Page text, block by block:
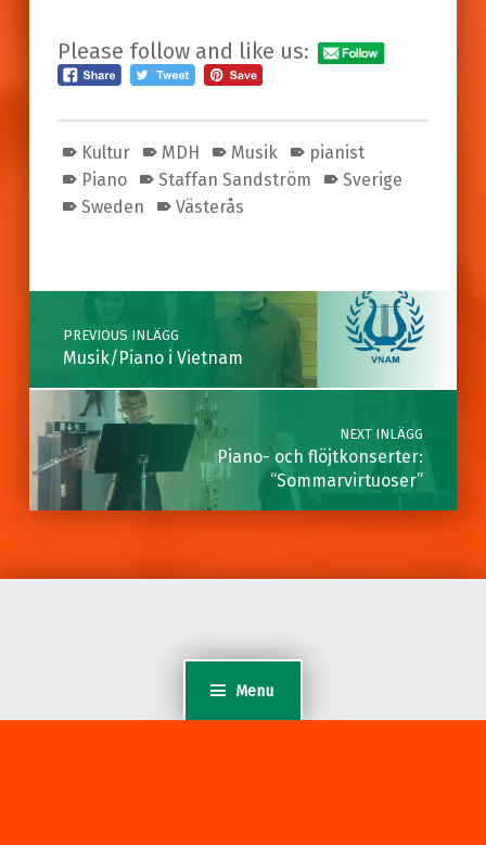
Menu
Please follow and like us:
Kultur MDH Musik
pianist
Piano
Staffan Sandström
Sverige
Sweden
Västerås
Post navigation
PREVIOUS INLÄGG
Musik/Piano i Vietnam
NEXT INLÄGG
Piano- och flöjtkonserter:
“Sommarvirtuoser”